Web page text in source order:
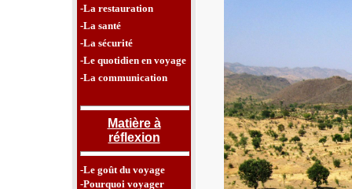
-La restauration
-La santé
-La sécurité
-Le quotidien en voyage
-La communication
Matière à
réflexion
-Le goût du voyage
-Pourquoi voyager